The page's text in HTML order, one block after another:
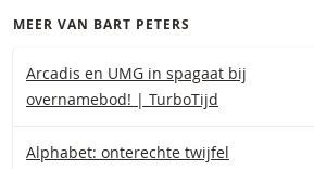
MEER VAN BART PETERS
Arcadis en UMG in spagaat bij
overnamebod! | TurboTijd
Alphabet: onterechte twijfel